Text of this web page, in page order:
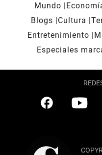
Mundo
Blogs
Cultura
Entretenimiento
Especiales